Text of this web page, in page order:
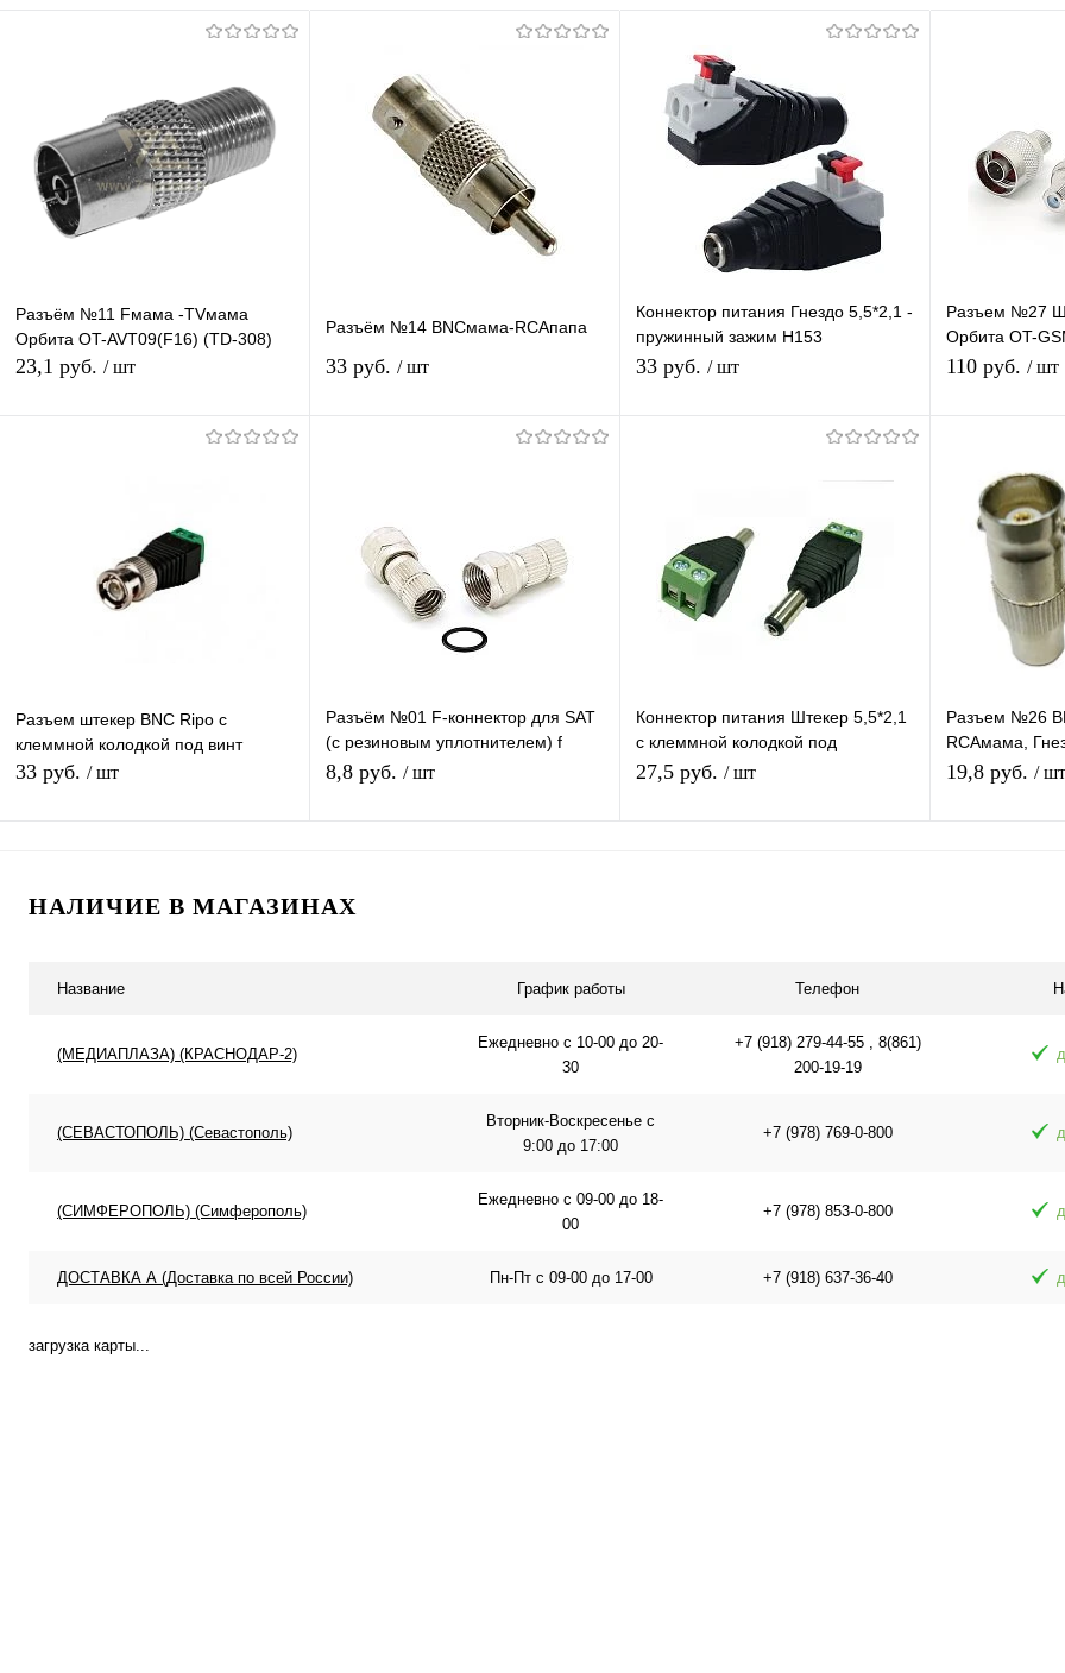
Разъём №11 Fмама -TVмама
Орбита OT-AVT09(F16) (TD-308)
23,1 руб. / шт
В избранное В наличии
Разъём №14 BNCмама-RCAпапа
33 руб. / шт
В избранное В наличии
Коннектор питания Гнездо 5,5*2,1 -
пружинный зажим H153
переходник разъем мама DC
33 руб. / шт
В избранное В наличии
Разъем №27
Орбита OT-
коннектор
110 руб. / шт
Купить в 1
В избранное
Разъем штекер BNC Ripo с
клеммной колодкой под винт
33 руб. / шт
Разъём №01 F-коннектор для SAT
(с резиновым уплотнителем) f
разъем OT-AVT13 (TD-005) (TS-
8,8 руб. / шт
Коннектор питания Штекер 5,5*2,1
с клеммной колодкой под
винт,переходник разъем питания
27,5 руб. / шт
Разъем №26
RCAмама,
RCA (TS-021)
19,8 руб. / шт
НАЛИЧИЕ В МАГАЗИНАХ
Название График работы Телефон
(МЕДИАПЛАЗА) (КРАСНОДАР-2)
Ежедневно с 10-00 до 20-
30
+7 (918) 279-44-55 , 8(861)
200-19-19
(СЕВАСТОПОЛЬ) (Севастополь)
Вторник-Воскресенье с
9:00 до 17:00
+7 (978) 769-0-800
(СИМФЕРОПОЛЬ) (Симферополь)
Ежедневно с 09-00 до 18-
00
+7 (978) 853-0-800
ДОСТАВКА А (Доставка по всей России) Пн-Пт с 09-00 до 17-00 +7 (918) 637-36-40
загрузка карты...